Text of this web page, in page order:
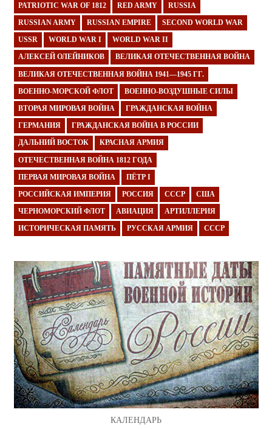
PATRIOTIC WAR OF 1812 RED ARMY RUSSIA
RUSSIAN ARMY RUSSIAN EMPIRE SECOND WORLD WAR
USSR WORLD WAR I WORLD WAR II
АЛЕКСЕЙ ОЛЕЙНИКОВ ВЕЛИКАЯ ОТЕЧЕСТВЕННАЯ ВОЙНА
ВЕЛИКАЯ ОТЕЧЕСТВЕННАЯ ВОЙНА 1941—1945 ГГ.
ВОЕННО-МОРСКОЙ ФЛОТ ВОЕННО-ВОЗДУШНЫЕ СИЛЫ
ВТОРАЯ МИРОВАЯ ВОЙНА ГРАЖДАНСКАЯ ВОЙНА
ГЕРМАНИЯ ГРАЖДАНСКАЯ ВОЙНА В РОССИИ
ДАЛЬНИЙ ВОСТОК КРАСНАЯ АРМИЯ
ОТЕЧЕСТВЕННАЯ ВОЙНА 1812 ГОДА
ПЕРВАЯ МИРОВАЯ ВОЙНА ПЁТР I
РОССИЙСКАЯ ИМПЕРИЯ РОССИЯ СССР США
ЧЕРНОМОРСКИЙ ФЛОТ АВИАЦИЯ АРТИЛЛЕРИЯ
ИСТОРИЧЕСКАЯ ПАМЯТЬ РУССКАЯ АРМИЯ СССР
КАЛЕНДАРЬ